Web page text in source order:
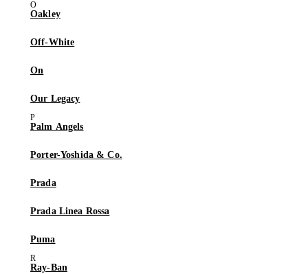
Oakley
Off-White
On
Our Legacy
Palm Angels
Porter-Yoshida & Co.
Prada
Prada Linea Rossa
Puma
Ray-Ban